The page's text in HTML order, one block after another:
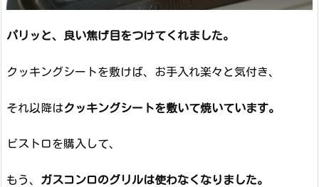
パリッと、良い焦げ目をつけてくれました。
クッキングシートを敷けば、お手入れ楽々と気付き、
それ以降はクッキングシートを敷いて焼いています。
ビストロを購入して、
もう、 ガスコンロのグリルは使わなくなりました。